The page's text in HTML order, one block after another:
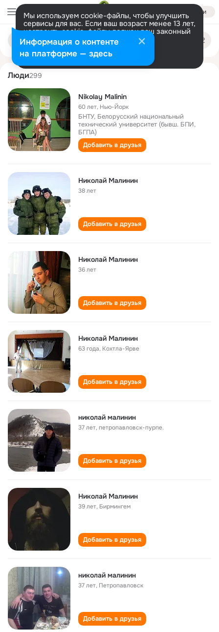
Войти
Мы используем cookie-файлы, чтобы улучшить
сервисы для вас. Если ваш возраст менее 13 лет,
настроить cookie-файлы должен ваш законный
представитель. Больше информации
Разрешить все Настроить
Поиск
людям
nikolay malinin
Люди299
Nikolay Malinin
60 лет, Нью-Йорк
БНТУ, Белорусский национальный
технический университет (бывш. БПИ,
БГПА)
Добавить в друзья
Николай Малинин
38 лет
Добавить в друзья
Николай Малинин
36 лет
Добавить в друзья
Николай Малинин
63 года, Кохтла-Ярве
Добавить в друзья
николай малинин
37 лет,петропавловск-пурпе.
Добавить в друзья
Николай Малинин
39 лет, Бирмингем
Добавить в друзья
николай малинин
37 лет, Петропавловск
Добавить в друзья
Информация о контенте
на платформе — здесь